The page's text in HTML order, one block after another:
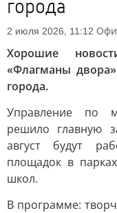
города
2 июля 2026, 11:12
Хорошие
«Флагманы
города.
Управление по
решило главную
август будут
площадок в
школ.
В программе: